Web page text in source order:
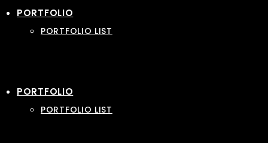
PORTFOLIO
PORTFOLIO LIST
PORTFOLIO
PORTFOLIO LIST